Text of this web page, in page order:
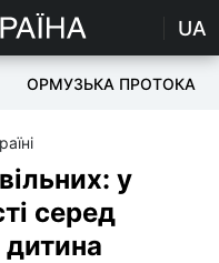
UA
ОРМУЗЬКА ПРОТОКА
у
серед
дитина